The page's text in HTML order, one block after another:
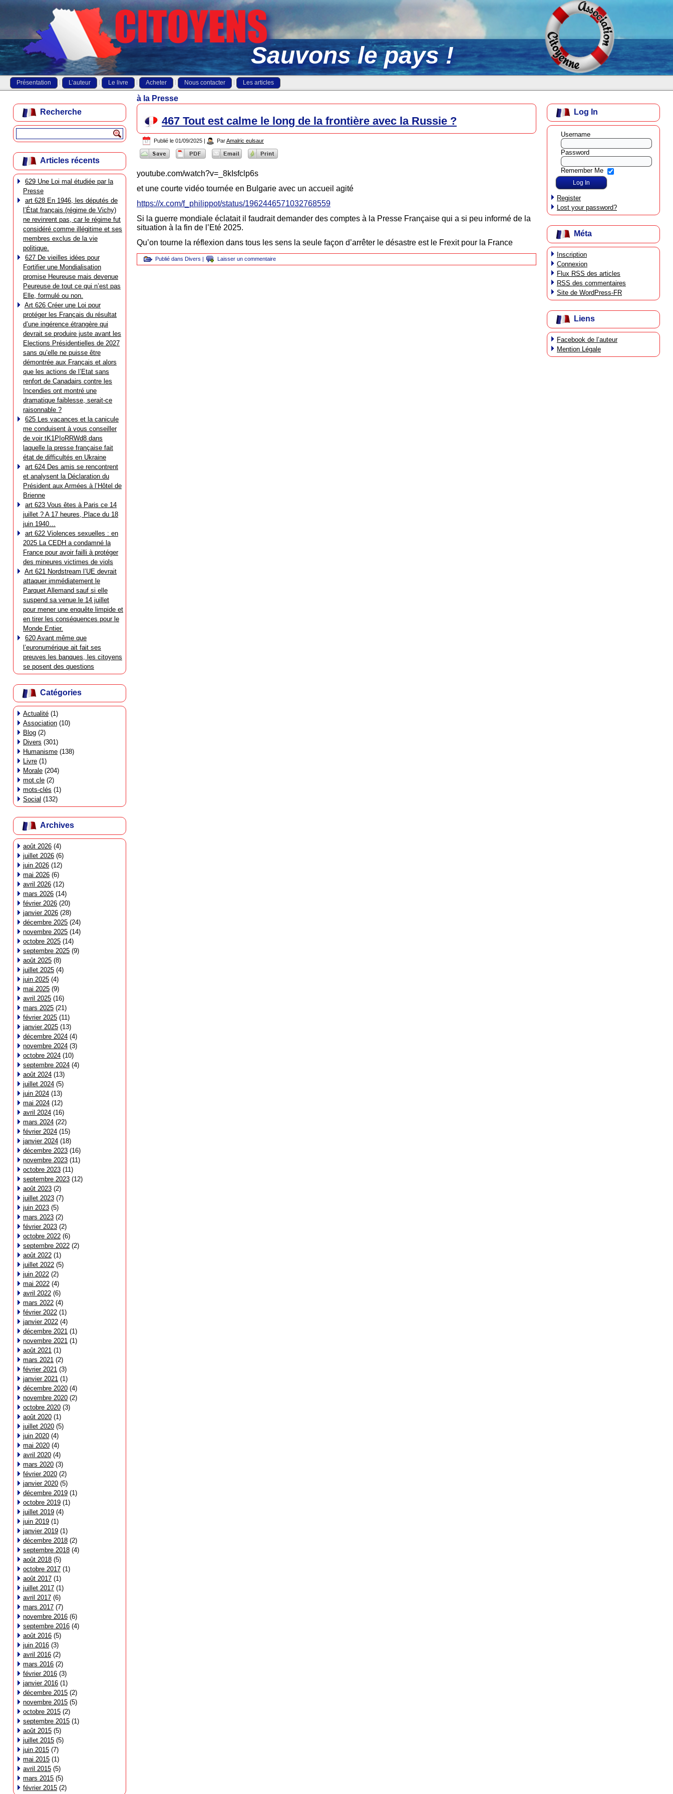
Sauvons le pays !
Présentation L’auteur Le livre Acheter Nous contacter Les articles
Recherche
Articles récents
629 Une Loi mal étudiée par la
Presse
art 628 En 1946, les députés de
l’État français (régime de Vichy)
ne revinrent pas, car le régime fut
considéré comme illégitime et ses
membres exclus de la vie
politique.
627 De vieilles idées pour
Fortifier une Mondialisation
promise Heureuse mais devenue
Peureuse de tout ce qui n’est pas
Elle, formulé ou non.
Art 626 Créer une Loi pour
protéger les Français du résultat
d’une ingérence étrangère qui
devrait se produire juste avant les
Elections Présidentielles de 2027
sans qu’elle ne puisse être
démontrée aux Français et alors
que les actions de l’Etat sans
renfort de Canadairs contre les
Incendies ont montré une
dramatique faiblesse, serait-ce
raisonnable ?
625 Les vacances et la canicule
me conduisent à vous conseiller
de voir tK1PIoRRWd8 dans
laquelle la presse française fait
état de difficultés en Ukraine
art 624 Des amis se rencontrent
et analysent la Déclaration du
Président aux Armées à l’Hôtel de
Brienne
art 623 Vous êtes à Paris ce 14
juillet ? A 17 heures, Place du 18
juin 1940…
art 622 Violences sexuelles : en
2025 La CEDH a condamné la
France pour avoir failli à protéger
des mineures victimes de viols
Art 621 Nordstream l’UE devrait
attaquer immédiatement le
Parquet Allemand sauf si elle
suspend sa venue le 14 juillet
pour mener une enquête limpide et
en tirer les conséquences pour le
Monde Entier.
620 Avant même que
l’euronumérique ait fait ses
preuves les banques, les citoyens
se posent des questions
Catégories
Actualité (1)
Association (10)
Blog (2)
Divers (301)
Humanisme (138)
Livre (1)
Morale (204)
mot cle (2)
mots-clés (1)
Social (132)
Archives
août 2026 (4)
juillet 2026 (6)
juin 2026 (12)
mai 2026 (6)
avril 2026 (12)
mars 2026 (14)
février 2026 (20)
janvier 2026 (28)
décembre 2025 (24)
novembre 2025 (14)
octobre 2025 (14)
septembre 2025 (9)
août 2025 (8)
juillet 2025 (4)
juin 2025 (4)
mai 2025 (9)
avril 2025 (16)
mars 2025 (21)
février 2025 (11)
janvier 2025 (13)
décembre 2024 (4)
novembre 2024 (3)
octobre 2024 (10)
septembre 2024 (4)
août 2024 (13)
juillet 2024 (5)
juin 2024 (13)
mai 2024 (12)
avril 2024 (16)
mars 2024 (22)
février 2024 (15)
janvier 2024 (18)
décembre 2023 (16)
novembre 2023 (11)
octobre 2023 (11)
septembre 2023 (12)
août 2023 (2)
juillet 2023 (7)
juin 2023 (5)
mars 2023 (2)
février 2023 (2)
octobre 2022 (6)
septembre 2022 (2)
août 2022 (1)
juillet 2022 (5)
juin 2022 (2)
mai 2022 (4)
avril 2022 (6)
mars 2022 (4)
février 2022 (1)
janvier 2022 (4)
décembre 2021 (1)
novembre 2021 (1)
août 2021 (1)
mars 2021 (2)
février 2021 (3)
janvier 2021 (1)
décembre 2020 (4)
novembre 2020 (2)
octobre 2020 (3)
août 2020 (1)
juillet 2020 (5)
juin 2020 (4)
mai 2020 (4)
avril 2020 (4)
mars 2020 (3)
février 2020 (2)
janvier 2020 (5)
décembre 2019 (1)
octobre 2019 (1)
juillet 2019 (4)
juin 2019 (1)
janvier 2019 (1)
décembre 2018 (2)
septembre 2018 (4)
août 2018 (5)
octobre 2017 (1)
août 2017 (1)
juillet 2017 (1)
avril 2017 (6)
mars 2017 (7)
novembre 2016 (6)
septembre 2016 (4)
août 2016 (5)
juin 2016 (3)
avril 2016 (2)
mars 2016 (2)
février 2016 (3)
janvier 2016 (1)
décembre 2015 (2)
novembre 2015 (5)
octobre 2015 (2)
septembre 2015 (1)
août 2015 (5)
juillet 2015 (5)
juin 2015 (7)
mai 2015 (1)
avril 2015 (5)
mars 2015 (5)
février 2015 (2)
à la Presse
467 Tout est calme le long de la frontière avec la Russie ?
Publié le 01/09/2025 | ParAmalric eulsaur
youtube.com/watch?v=_8kIsfclp6s
et une courte vidéo tournée en Bulgarie avec un accueil agité
https://x.com/f_philippot/status/1962446571032768559
Si la guerre mondiale éclatait il faudrait demander des comptes à la Presse Française qui a si peu informé de la
situation à la fin de l’Eté 2025.
Qu’on tourne la réflexion dans tous les sens la seule façon d’arrêter le désastre est le Frexit pour la France
Publié dans Divers | Laisser un commentaire
Log In
Username
Password
Remember Me
Register
Lost your password?
Méta
Inscription
Connexion
Flux RSS des articles
RSS des commentaires
Site de WordPress-FR
Liens
Facebook de l’auteur
Mention Légale